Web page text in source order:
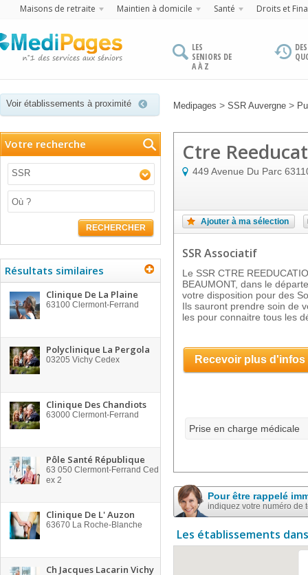
Maisons de retraite Maintien à domicile Santé Droits et
LES
SENIORS DE
A À Z
Voir établissements à proximité Medipages > SSR Auvergne >
Votre recherche
SSR
RECHERCHER
Résultats similaires
Clinique De La Plaine
63100 Clermont-Ferrand
Polyclinique La Pergola
03205 Vichy Cedex
Clinique Des Chandiots
63000 Clermont-Ferrand
Pôle Santé République
63 050 Clermont-Ferrand Ced
ex 2
Clinique De L' Auzon
63670 La Roche-Blanche
Ch Jacques Lacarin Vichy
Ctre
449 Avenue Du Parc
Ajouter à ma sélection
SSR Associatif
Le SSR CTRE
BEAUMONT, dans le
votre disposition pour des
Ils sauront prendre soin de
les pour connaitre tous les
Recevoir plus d'infos
Prise en charge médicale
Pour être rappelé
indiquez votre numéro de
Les établissements